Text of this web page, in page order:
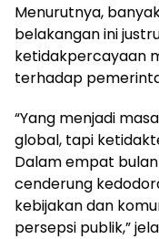
Menurutnya,
belakangan ini
ketidakpercayaan
terhadap
“Yang menjadi
global, tapi
Dalam empat
cenderung
kebijakan dan
persepsi publik,”